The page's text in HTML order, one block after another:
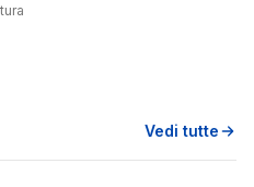
Vedi tutte